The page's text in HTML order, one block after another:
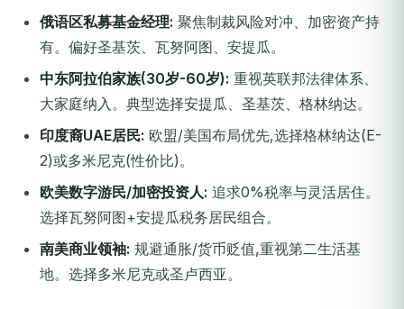
俄语区私募基金经理: 聚焦制裁风险对冲、加密资产持
有。偏好圣基茨、瓦努阿图、安提瓜。
中东阿拉伯家族(30岁-60岁): 重视英联邦法律体系、
大家庭纳入。典型选择安提瓜、圣基茨、格林纳达。
印度裔UAE居民: 欧盟/美国布局优先,选择格林纳达(E-
2)或多米尼克(性价比)。
欧美数字游民/加密投资人: 追求0%税率与灵活居住。
选择瓦努阿图+安提瓜税务居民组合。
南美商业领袖: 规避通胀/货币贬值,重视第二生活基
地。选择多米尼克或圣卢西亚。